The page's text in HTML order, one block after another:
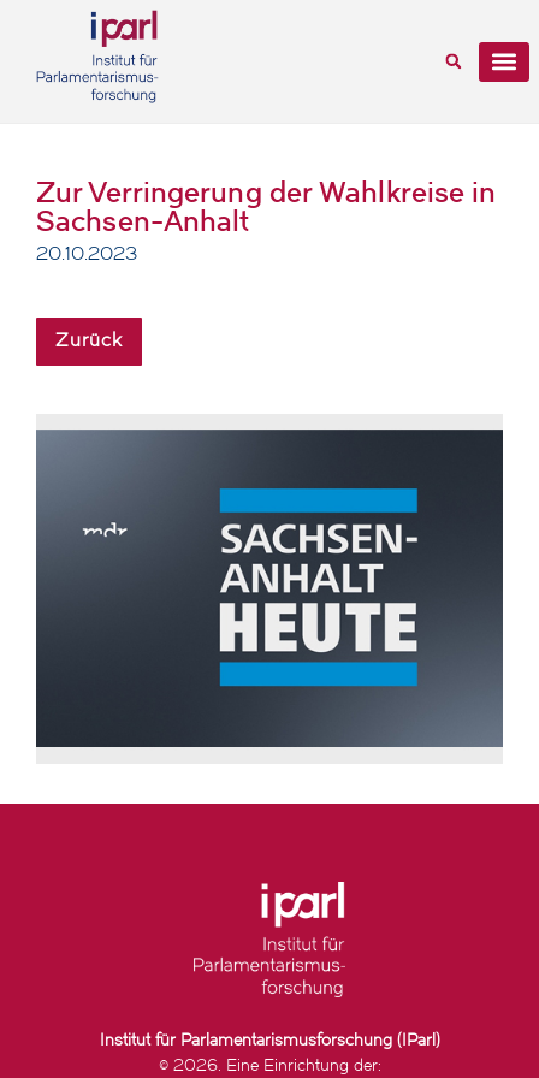
Zur Verringerung der Wahlkreise in
Sachsen-Anhalt
20.10.2023
Zurück
Institut für Parlamentarismusforschung (IParl)
© 2026. Eine Einrichtung der: